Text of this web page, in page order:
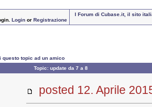
Loginor Registrazione
I Forum di Cubase.it, il sito
questo topic ad un amico
Topic: update da 7 a 8
posted 12. Aprile